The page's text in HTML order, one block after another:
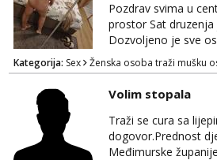
Pozdrav svima u
prostor Sat
Dozvoljeno je sve
Prodajem i svoja
dogovor javite se
Kategorija: Sex Ženska osoba traži mušku
Volim stopala
Traži se cura sa
dogovor.Prednost
Međimurske